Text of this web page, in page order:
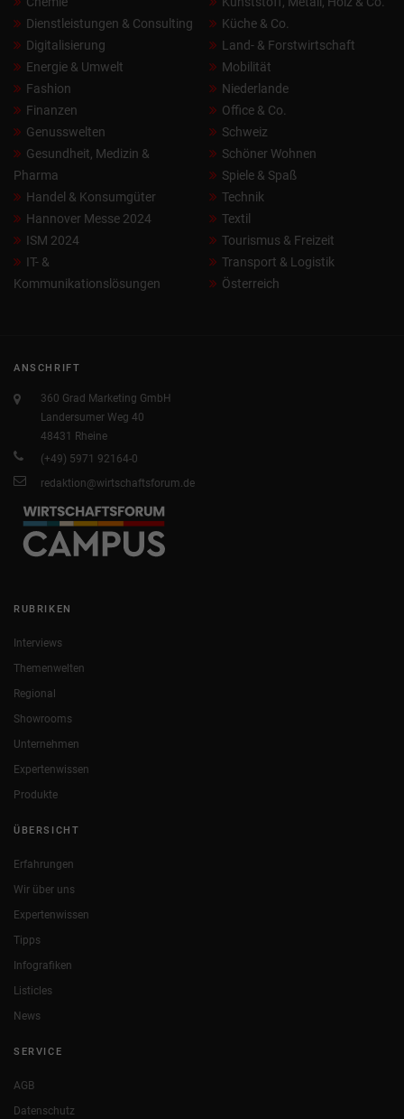
Dienstleistungen & Consulting
Digitalisierung
Energie & Umwelt
Fashion
Finanzen
Genusswelten
Gesundheit, Medizin &
Pharma
Handel & Konsumgüter
Hannover Messe 2024
ISM 2024
IT- &
Kommunikationslösungen
Küche & Co.
Land- & Forstwirtschaft
Mobilität
Niederlande
Office & Co.
Schweiz
Schöner Wohnen
Spiele & Spaß
Technik
Textil
Tourismus & Freizeit
Transport & Logistik
Österreich
ANSCHRIFT
360 Grad Marketing GmbH
Landersumer Weg 40
48431 Rheine
(+49) 5971 92164-0
redaktion@wirtschaftsforum.de
RUBRIKEN
Interviews
Themenwelten
Regional
Showrooms
Unternehmen
Expertenwissen
Produkte
ÜBERSICHT
Erfahrungen
Wir über uns
Expertenwissen
Tipps
Infografiken
Listicles
News
SERVICE
AGB
Datenschutz